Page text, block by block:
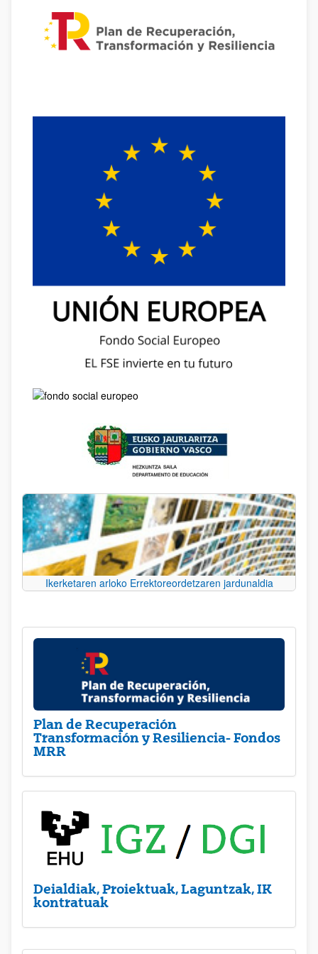
Ikerketaren arloko Errektoreordetzaren jardunaldia
Plan de Recuperación
Transformación y Resiliencia- Fondos
MRR
Deialdiak, Proiektuak, Laguntzak, IK
kontratuak